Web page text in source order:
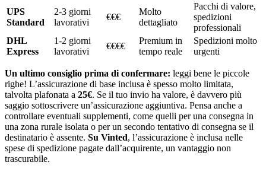
UPS
Standard
2-3 giorni
lavorativi
€€€
Molto
dettagliato
Pacchi di valore,
spedizioni
professionali
DHL
Express
1-2 giorni
lavorativi
€€€€
Premium in
tempo reale
Spedizioni molto
urgenti
Un ultimo consiglio prima di confermare: leggi bene le piccole
righe! L’assicurazione di base inclusa è spesso molto limitata,
talvolta plafonata a 25€. Se il tuo invio ha valore, è davvero più
saggio sottoscrivere un’assicurazione aggiuntiva. Pensa anche a
controllare eventuali supplementi, come quelli per una consegna in
una zona rurale isolata o per un secondo tentativo di consegna se il
destinatario è assente. Su Vinted, l’assicurazione è inclusa nelle
spese di spedizione pagate dall’acquirente, un vantaggio non
trascurabile.